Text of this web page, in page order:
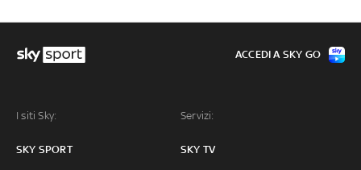
I siti Sky:
SKY SPORT
Servizi:
SKY TV
ACCEDI A SKY GO